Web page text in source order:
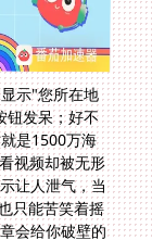
示"您所在地
钮发呆；好不
是1500万海
频却被无形
让人泄气，当
只能苦笑着摇
不该成为文化隔阂，这篇文章会给你破壁的